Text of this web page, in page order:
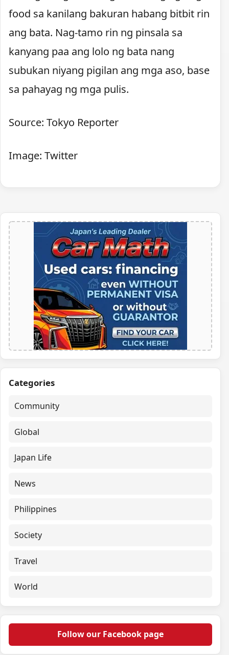
food sa kanilang bakuran habang bitbit rin
ang bata. Nag-tamo rin ng pinsala sa
kanyang paa ang lolo ng bata nang
subukan niyang pigilan ang mga aso, base
sa pahayag ng mga pulis.
Source: Tokyo Reporter
Image: Twitter
Categories
Community
Global
Japan Life
News
Philippines
Society
Travel
World
Follow our Facebook page